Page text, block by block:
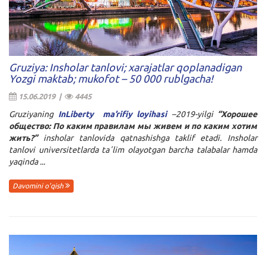
Gruziya: Insholar tanlovi; xarajatlar qoplanadigan
Yozgi maktab; mukofot – 50 000 rublgacha!
15.06.2019 | 4445
Gruziyaning InLiberty ma’rifiy loyihasi–2019-yilgi “Хорошее
общество: По каким правилам мы живем и по каким хотим
жить?” insholar tanlovida qatnashishga taklif etadi. Insholar
tanlovi universitetlarda taʼlim olayotgan barcha talabalar hamda
yaqinda ...
Davomini o'qish